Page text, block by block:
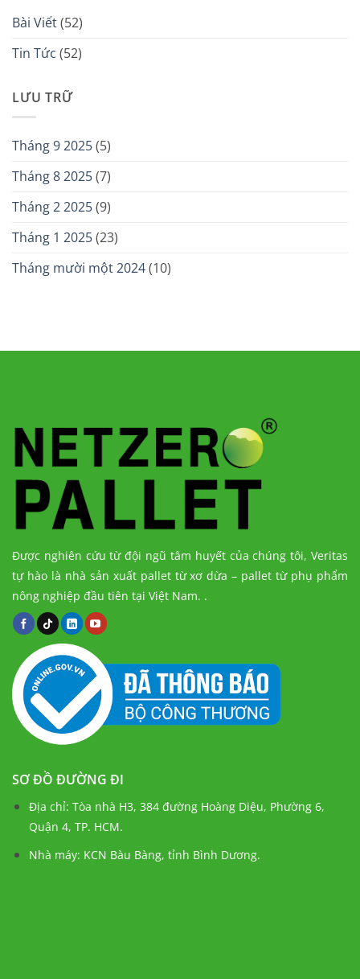
Bài Viết(52)
Tin Tức (52)
LƯU TRỮ
Tháng 9 2025(5)
Tháng 8 2025(7)
Tháng 2 2025(9)
Tháng 1 2025(23)
Tháng mười một 2024(10)
Được nghiên cứu từ đội ngũ tâm huyết của chúng tôi, Veritas
tự hào là nhà sản xuất pallet từ xơ dừa – pallet từ phụ phẩm
nông nghiệp đầu tiên tại Việt Nam. .
SƠ ĐỒ ĐƯỜNG ĐI
Địa chỉ: Tòa nhà H3, 384 đường Hoàng Diệu, Phường 6,
Quận 4, TP. HCM.
Nhà máy: KCN Bàu Bàng, tỉnh Bình Dương.